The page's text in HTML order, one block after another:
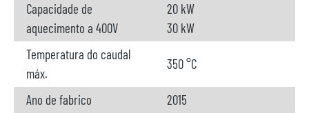
Capacidade de
aquecimento a 400V
20 kW
30 kW
Temperatura do caudal
máx.
350 °C
Ano de fabrico
2015